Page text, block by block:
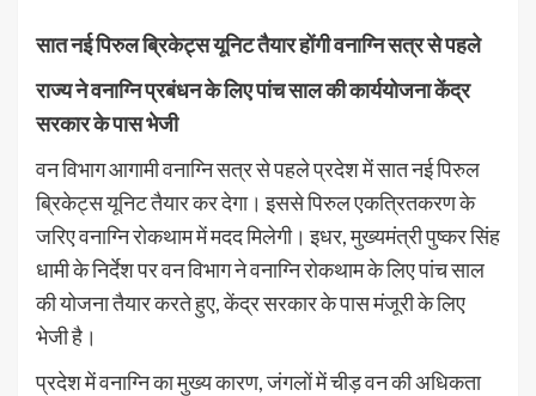
सात नई पिरुल ब्रिकेट्स यूनिट तैयार होंगी वनाग्नि सत्र से पहले
राज्य ने वनाग्नि प्रबंधन के लिए पांच साल की कार्ययोजना केंद्र
सरकार के पास भेजी
वन विभाग आगामी वनाग्नि सत्र से पहले प्रदेश में सात नई पिरुल
ब्रिकेट्स यूनिट तैयार कर देगा। इससे पिरुल एकत्रितकरण के
जरिए वनाग्नि रोकथाम में मदद मिलेगी। इधर, मुख्यमंत्री पुष्कर सिंह
धामी के निर्देश पर वन विभाग ने वनाग्नि रोकथाम के लिए पांच साल
की योजना तैयार करते हुए, केंद्र सरकार के पास मंजूरी के लिए
भेजी है।
प्रदेश में वनाग्नि का मुख्य कारण, जंगलों में चीड़ वन की अधिकता